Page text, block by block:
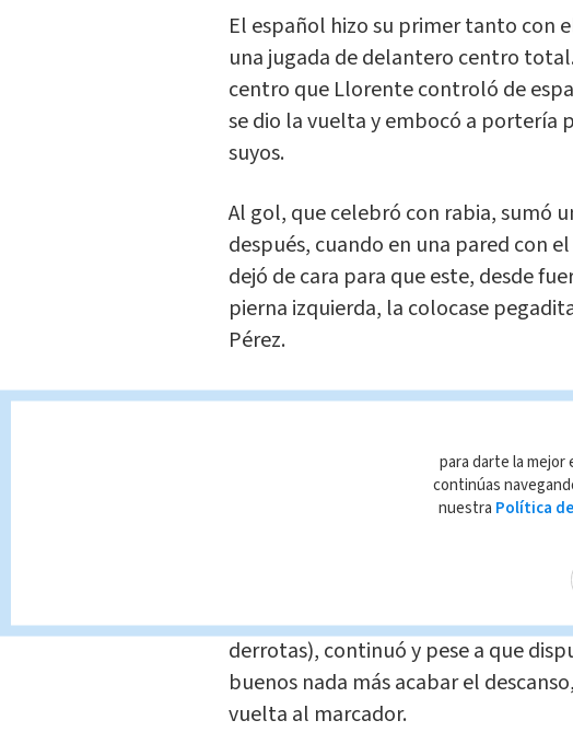
El español hizo su primer tanto con
una jugada de delantero centro
centro que Llorente controló de
se dio la vuelta y embocó a portería
suyos.
Al gol, que celebró con rabia, sumó
después, cuando en una pared con
dejó de cara para que este, desde
pierna izquierda, la colocase
Pérez.
Las opciones de los chipriotas, que
punto y que el Borussia Dortmund
para la Liga Europa, se diluyeron y
par de contraataques que apenas
En la segunda parte, la maldición
un partido de Champions League a
derrotas), continuó y pese a que
buenos nada más acabar el
vuelta al marcador.
para darte la
continúas
nuestra Política